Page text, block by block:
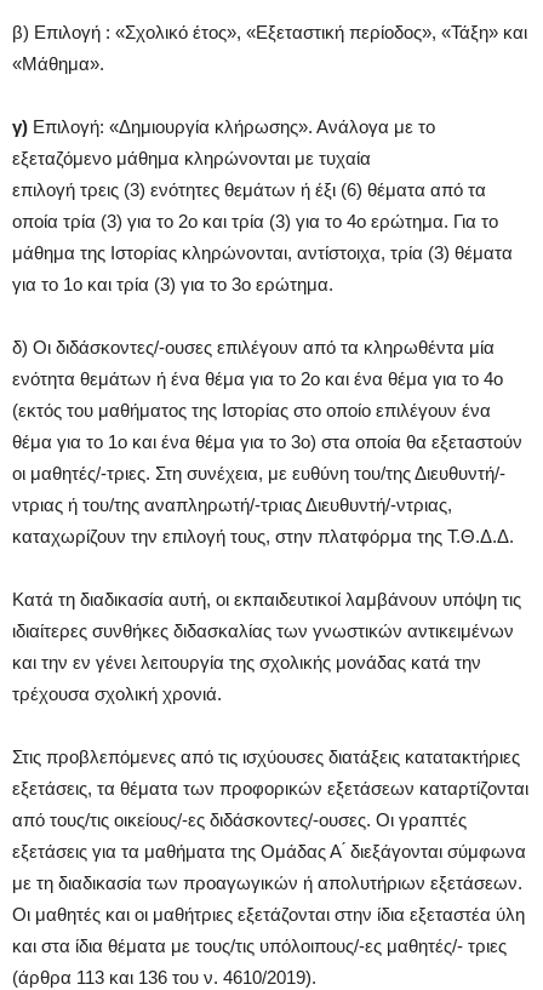
β) Επιλογή : «Σχολικό έτος», «Εξεταστική περίοδος», «Τάξη» και
«Μάθημα».
γ) Επιλογή: «Δημιουργία κλήρωσης». Ανάλογα με το
εξεταζόμενο μάθημα κληρώνονται με τυχαία
επιλογή τρεις (3) ενότητες θεμάτων ή έξι (6) θέματα από τα
οποία τρία (3) για το 2ο και τρία (3) για το 4ο ερώτημα. Για το
μάθημα της Ιστορίας κληρώνονται, αντίστοιχα, τρία (3) θέματα
για το 1ο και τρία (3) για το 3ο ερώτημα.
δ) Οι διδάσκοντες/-ουσες επιλέγουν από τα κληρωθέντα μία
ενότητα θεμάτων ή ένα θέμα για το 2ο και ένα θέμα για το 4ο
(εκτός του μαθήματος της Ιστορίας στο οποίο επιλέγουν ένα
θέμα για το 1ο και ένα θέμα για το 3ο) στα οποία θα εξεταστούν
οι μαθητές/-τριες. Στη συνέχεια, με ευθύνη του/της Διευθυντή/-
ντριας ή του/της αναπληρωτή/-τριας Διευθυντή/-ντριας,
καταχωρίζουν την επιλογή τους, στην πλατφόρμα της Τ.Θ.Δ.Δ.
Κατά τη διαδικασία αυτή, οι εκπαιδευτικοί λαμβάνουν υπόψη τις
ιδιαίτερες συνθήκες διδασκαλίας των γνωστικών αντικειμένων
και την εν γένει λειτουργία της σχολικής μονάδας κατά την
τρέχουσα σχολική χρονιά.
Στις προβλεπόμενες από τις ισχύουσες διατάξεις κατατακτήριες
εξετάσεις, τα θέματα των προφορικών εξετάσεων καταρτίζονται
από τους/τις οικείους/-ες διδάσκοντες/-ουσες. Οι γραπτές
εξετάσεις για τα μαθήματα της Ομάδας Α ́ διεξάγονται σύμφωνα
με τη διαδικασία των προαγωγικών ή απολυτήριων εξετάσεων.
Οι μαθητές και οι μαθήτριες εξετάζονται στην ίδια εξεταστέα ύλη
και στα ίδια θέματα με τους/τις υπόλοιπους/-ες μαθητές/- τριες
(άρθρα 113 και 136 του ν. 4610/2019).